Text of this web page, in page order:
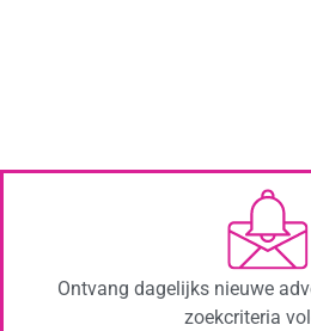
Ontvang dagelijks nieuwe
zoekcriteria